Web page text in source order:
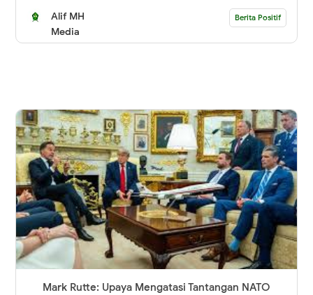
Alif MH
Media
Berita Positif
Mark Rutte: Upaya Mengatasi Tantangan NATO